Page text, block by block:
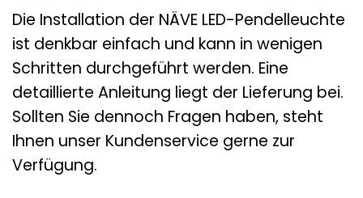
Die Installation der NÄVE LED-Pendelleuchte
ist denkbar einfach und kann in wenigen
Schritten durchgeführt werden. Eine
detaillierte Anleitung liegt der Lieferung bei.
Sollten Sie dennoch Fragen haben, steht
Ihnen unser Kundenservice gerne zur
Verfügung.